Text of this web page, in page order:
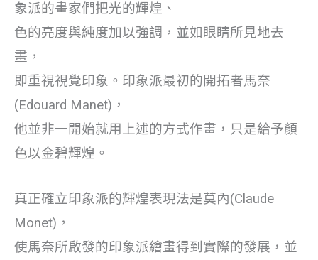
象派的畫家們把光的輝煌、
色的亮度與純度加以強調，並如眼睛所見地去
畫，
即重視視覺印象。印象派最初的開拓者馬奈
(Edouard Manet)，
他並非一開始就用上述的方式作畫，只是給予顏
色以金碧輝煌。
真正確立印象派的輝煌表現法是莫內(Claude
Monet)，
使馬奈所啟發的印象派繪畫得到實際的發展，並